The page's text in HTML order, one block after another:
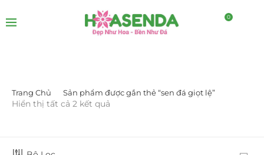
0
LỌC BỞI GIÁ
Trang Chủ Sản phẩm được gắn thẻ “sen đá giọt lệ”
Hiển thị tất cả 2 kết quả